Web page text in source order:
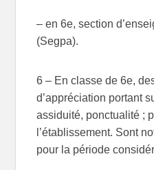
– en 6e, section
(Segpa).
6 – En classe de 6e,
d’appréciation portant
assiduité, ponctualité ;
l’établissement. Sont
pour la période